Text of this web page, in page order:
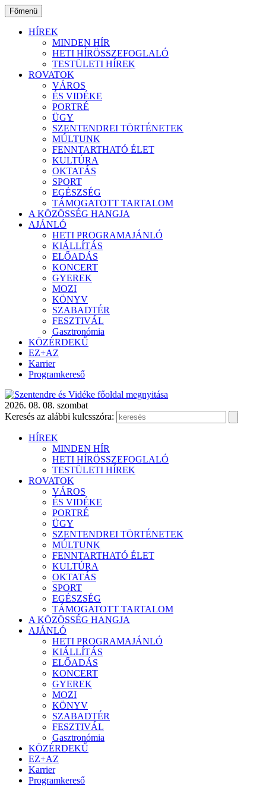
Ugrás
a
tartalomhoz
Főmenü
HÍREK
MINDEN HÍR
HETI HÍRÖSSZEFOGLALÓ
TESTÜLETI HÍREK
ROVATOK
VÁROS
ÉS VIDÉKE
PORTRÉ
ÜGY
SZENTENDREI TÖRTÉNETEK
MÚLTUNK
FENNTARTHATÓ ÉLET
KULTÚRA
OKTATÁS
SPORT
EGÉSZSÉG
TÁMOGATOTT TARTALOM
A KÖZÖSSÉG HANGJA
AJÁNLÓ
HETI PROGRAMAJÁNLÓ
KIÁLLÍTÁS
ELŐADÁS
KONCERT
GYEREK
MOZI
KÖNYV
SZABADTÉR
FESZTIVÁL
Gasztronómia
KÖZÉRDEKŰ
EZ+AZ
Karrier
Programkereső
2026. 08. 08. szombat
Keresés az alábbi kulcsszóra:
HÍREK
MINDEN HÍR
HETI HÍRÖSSZEFOGLALÓ
TESTÜLETI HÍREK
ROVATOK
VÁROS
ÉS VIDÉKE
PORTRÉ
ÜGY
SZENTENDREI TÖRTÉNETEK
MÚLTUNK
FENNTARTHATÓ ÉLET
KULTÚRA
OKTATÁS
SPORT
EGÉSZSÉG
TÁMOGATOTT TARTALOM
A KÖZÖSSÉG HANGJA
AJÁNLÓ
HETI PROGRAMAJÁNLÓ
KIÁLLÍTÁS
ELŐADÁS
KONCERT
GYEREK
MOZI
KÖNYV
SZABADTÉR
FESZTIVÁL
Gasztronómia
KÖZÉRDEKŰ
EZ+AZ
Karrier
Programkereső